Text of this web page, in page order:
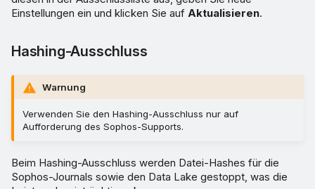
Einstellungen ein und klicken Sie auf Aktualisieren.
Hashing-Ausschluss
Warnung
Verwenden Sie den Hashing-Ausschluss nur auf
Aufforderung des Sophos-Supports.
Beim Hashing-Ausschluss werden Datei-Hashes für die
Sophos-Journals sowie den Data Lake gestoppt, was die